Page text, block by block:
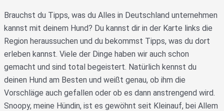
Brauchst du Tipps, was du Alles in Deutschland unternehmen
kannst mit deinem Hund? Du kannst dir in der Karte links die
Region heraussuchen und du bekommst Tipps, was du dort
erleben kannst. Viele der Dinge haben wir auch schon
gemacht und sind total begeistert. Natürlich kennst du
deinen Hund am Besten und weißt genau, ob ihm die
Vorschläge auch gefallen oder ob es dann anstrengend wird.
Snoopy, meine Hündin, ist es gewöhnt seit Kleinauf, bei Allem